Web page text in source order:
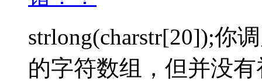
strlong(charstr[20]);你
的字符数组，但并没